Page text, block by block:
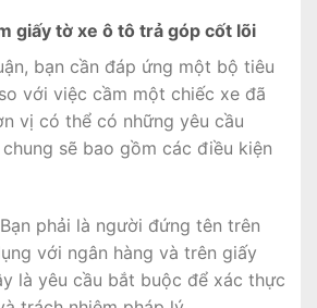
giấy tờ xe ô tô trả góp cốt lõi
bạn cần đáp ứng một bộ tiêu
với việc cầm một chiếc xe đã
vị có thể có những yêu cầu
sẽ bao gồm các điều kiện
phải là người đứng tên trên
với ngân hàng và trên giấy
là yêu cầu bắt buộc để xác thực